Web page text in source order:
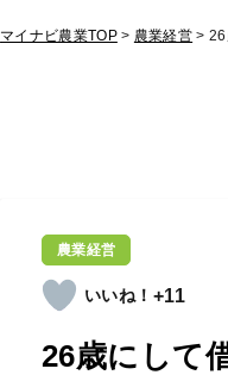
マイナビ農業TOP> 農業経営 > 26
農業経営
+11
26歳にして